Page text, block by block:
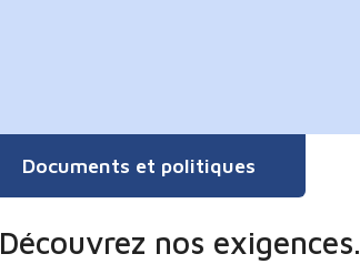
Documents et politiques
Découvrez nos exigences.